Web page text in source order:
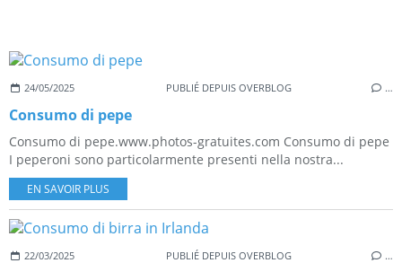
24/05/2025 PUBLIÉ DEPUIS OVERBLOG …
Consumo di pepe
Consumo di pepe.www.photos-gratuites.com Consumo di pepe
I peperoni sono particolarmente presenti nella nostra...
EN SAVOIR PLUS
22/03/2025 PUBLIÉ DEPUIS OVERBLOG …